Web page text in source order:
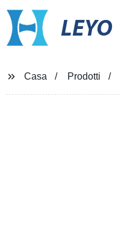
LEYO
Casa Prodotti